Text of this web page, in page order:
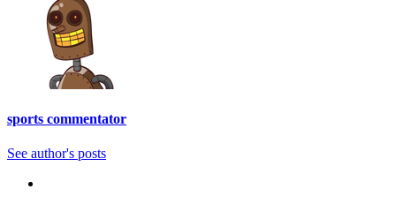
sports commentator
See author's posts